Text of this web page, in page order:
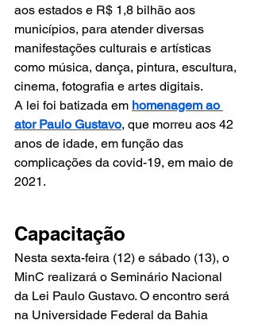
aos estados e R$ 1,8 bilhão aos
municípios, para atender diversas
manifestações culturais e artísticas
como música, dança, pintura, escultura,
cinema, fotografia e artes digitais.
A lei foi batizada em homenagem ao
ator Paulo Gustavo, que morreu aos 42
anos de idade, em função das
complicações da covid-19, em maio de
2021.
Capacitação
Nesta sexta-feira (12) e sábado (13), o
MinC realizará o Seminário Nacional
da Lei Paulo Gustavo. O encontro será
na Universidade Federal da Bahia